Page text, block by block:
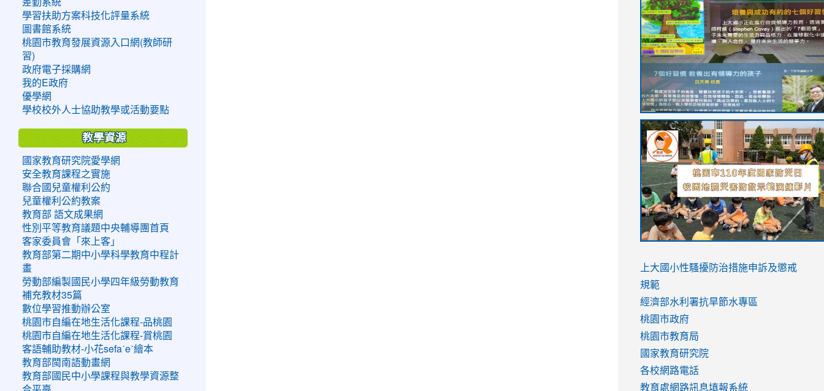
學習扶助方案科技化評量系統
圖書館系統
桃園市教育發展資源入口網(教師研
習)
政府電子採購網
我的E政府
優學網
學校校外人士協助教學或活動要點
教學資源
國家教育研究院愛學網
安全教育課程之實施
聯合國兒童權利公約
兒童權利公約教案
教育部 語文成果網
性別平等教育議題中央輔導團首頁
客家委員會「來上客」
教育部第二期中小學科學教育中程計
畫
勞動部編製國民小學四年級勞動教育
補充教材35篇
數位學習推動辦公室
桃園市自編在地生活化課程-品桃園
桃園市自編在地生活化課程-賞桃園
客語輔助教材-小花sefaˊeˋ繪本
教育部閩南語動畫網
教育部國民中小學課程與教學資源整
usp=sharing
https://drive.google.com/file/d/1I-
YfDQppRvyMk686kIw6SBbssEIZ6WnT/
usp=sharing
https://sites.google.com/stes.tyc.edu.tw/
link
to
https://sites.google.com/stes.tyc.edu.tw/
link
to
https://drive.google.com/file/d/
usp=sharing
link
to
https://youtu.be/jJOMVWY3-
8M
link
to
https://drive.google.com/file/d/
usp=sharing
to
https://www.youtube.com/watch?
v=hC_gdZndU9s
to
https://www.youtube.com/watch?
v=hC_gdZndU9s
link
to
https://www.youtube.com/watch?
v=mfpNykQ0g4M
上大國小性騷擾防治措施申訴及懲戒
規範
經濟部水利署抗旱節水專區
桃園市政府
桃園市教育局
國家教育研究院
各校網路電話
教育處網路訊息填報系統